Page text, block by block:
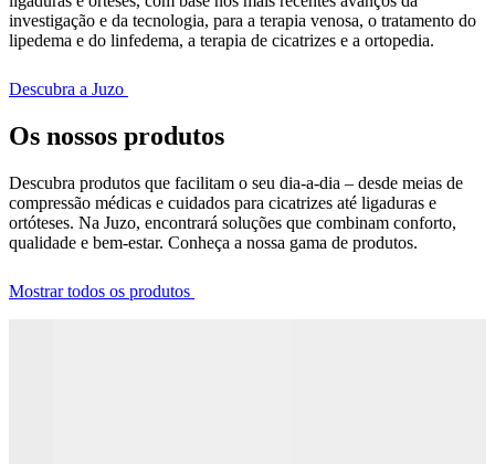
investigação e da tecnologia, para a terapia venosa, o tratamento do
lipedema e do linfedema, a terapia de cicatrizes e a ortopedia.
Descubra a Juzo
Os nossos produtos
Descubra produtos que facilitam o seu dia-a-dia – desde meias de
compressão médicas e cuidados para cicatrizes até ligaduras e
ortóteses. Na Juzo, encontrará soluções que combinam conforto,
qualidade e bem-estar. Conheça a nossa gama de produtos.
Mostrar todos os produtos